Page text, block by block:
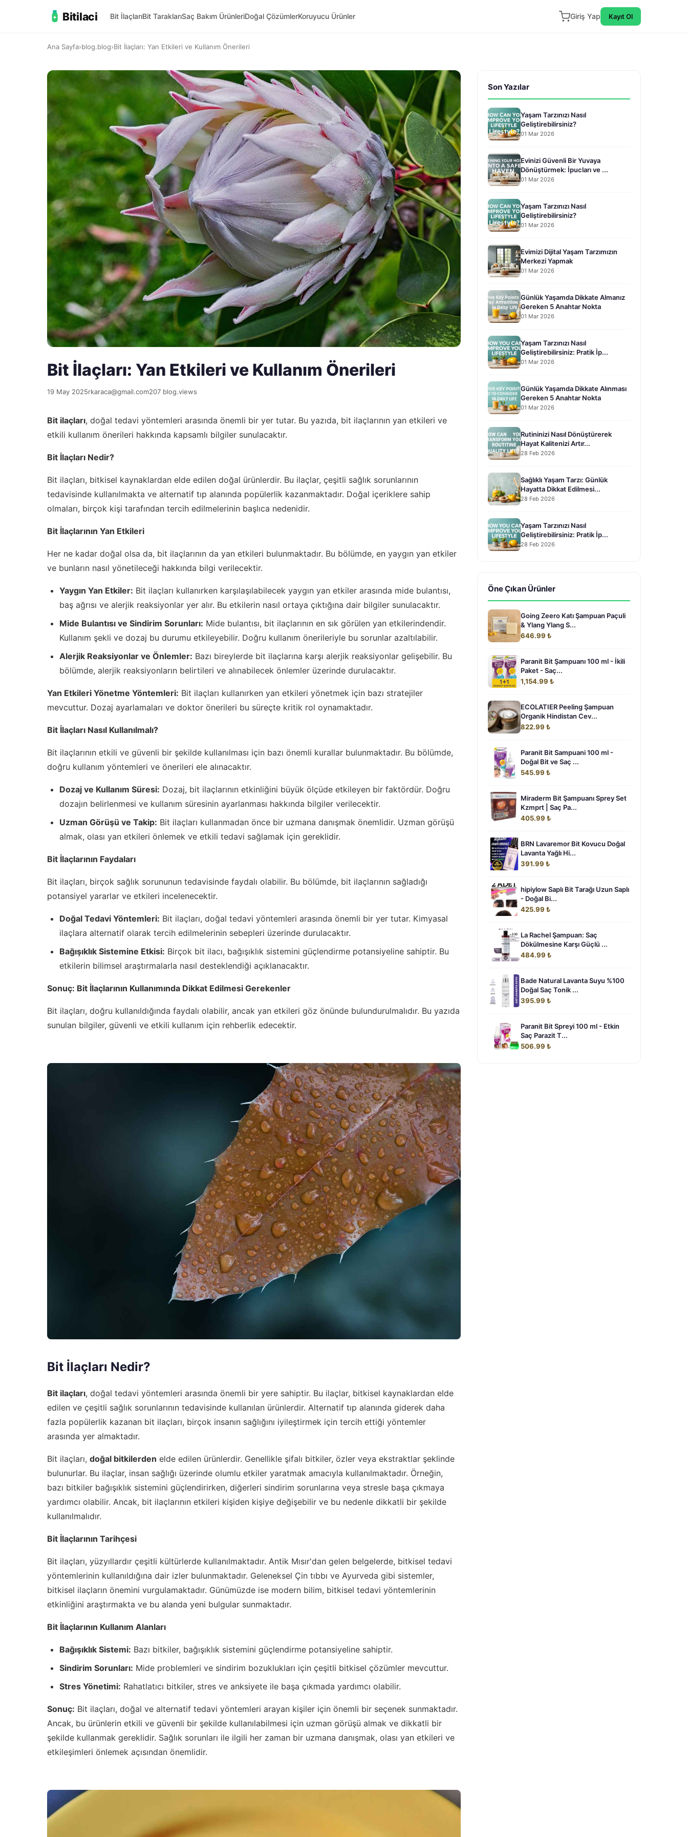
Bitilaci Bit İlaçlarıBit TaraklarıSaç Bakım ÜrünleriDoğal ÇözümlerKoruyucu Ürünler Giriş Yap Kayıt Ol
Ana Sayfa›blog.blog›Bit İlaçları: Yan Etkileri ve Kullanım Önerileri
Bit İlaçları: Yan Etkileri ve Kullanım Önerileri
19 May 2025rkaraca@gmail.com207 blog.views
Bit ilaçları, doğal tedavi yöntemleri arasında önemli bir yer tutar. Bu yazıda, bit ilaçlarının yan etkileri ve
etkili kullanım önerileri hakkında kapsamlı bilgiler sunulacaktır.
Bit İlaçları Nedir?
Bit ilaçları, bitkisel kaynaklardan elde edilen doğal ürünlerdir. Bu ilaçlar, çeşitli sağlık sorunlarının
tedavisinde kullanılmakta ve alternatif tıp alanında popülerlik kazanmaktadır. Doğal içeriklere sahip
olmaları, birçok kişi tarafından tercih edilmelerinin başlıca nedenidir.
Bit İlaçlarının Yan Etkileri
Her ne kadar doğal olsa da, bit ilaçlarının da yan etkileri bulunmaktadır. Bu bölümde, en yaygın yan etkiler
ve bunların nasıl yönetileceği hakkında bilgi verilecektir.
Yaygın Yan Etkiler: Bit ilaçları kullanırken karşılaşılabilecek yaygın yan etkiler arasında mide bulantısı,
baş ağrısı ve alerjik reaksiyonlar yer alır. Bu etkilerin nasıl ortaya çıktığına dair bilgiler sunulacaktır.
Mide Bulantısı ve Sindirim Sorunları: Mide bulantısı, bit ilaçlarının en sık görülen yan etkilerindendir.
Kullanım şekli ve dozaj bu durumu etkileyebilir. Doğru kullanım önerileriyle bu sorunlar azaltılabilir.
Alerjik Reaksiyonlar ve Önlemler: Bazı bireylerde bit ilaçlarına karşı alerjik reaksiyonlar gelişebilir. Bu
bölümde, alerjik reaksiyonların belirtileri ve alınabilecek önlemler üzerinde durulacaktır.
Yan Etkileri Yönetme Yöntemleri: Bit ilaçları kullanırken yan etkileri yönetmek için bazı stratejiler
mevcuttur. Dozaj ayarlamaları ve doktor önerileri bu süreçte kritik rol oynamaktadır.
Bit İlaçları Nasıl Kullanılmalı?
Bit ilaçlarının etkili ve güvenli bir şekilde kullanılması için bazı önemli kurallar bulunmaktadır. Bu bölümde,
doğru kullanım yöntemleri ve önerileri ele alınacaktır.
Dozaj ve Kullanım Süresi: Dozaj, bit ilaçlarının etkinliğini büyük ölçüde etkileyen bir faktördür. Doğru
dozajın belirlenmesi ve kullanım süresinin ayarlanması hakkında bilgiler verilecektir.
Uzman Görüşü ve Takip: Bit ilaçları kullanmadan önce bir uzmana danışmak önemlidir. Uzman görüşü
almak, olası yan etkileri önlemek ve etkili tedavi sağlamak için gereklidir.
Bit İlaçlarının Faydaları
Bit ilaçları, birçok sağlık sorununun tedavisinde faydalı olabilir. Bu bölümde, bit ilaçlarının sağladığı
potansiyel yararlar ve etkileri incelenecektir.
Doğal Tedavi Yöntemleri: Bit ilaçları, doğal tedavi yöntemleri arasında önemli bir yer tutar. Kimyasal
ilaçlara alternatif olarak tercih edilmelerinin sebepleri üzerinde durulacaktır.
Bağışıklık Sistemine Etkisi: Birçok bit ilacı, bağışıklık sistemini güçlendirme potansiyeline sahiptir. Bu
etkilerin bilimsel araştırmalarla nasıl desteklendiği açıklanacaktır.
Sonuç: Bit İlaçlarının Kullanımında Dikkat Edilmesi Gerekenler
Bit ilaçları, doğru kullanıldığında faydalı olabilir, ancak yan etkileri göz önünde bulundurulmalıdır. Bu yazıda
sunulan bilgiler, güvenli ve etkili kullanım için rehberlik edecektir.
Bit İlaçları Nedir?
Bit ilaçları, doğal tedavi yöntemleri arasında önemli bir yere sahiptir. Bu ilaçlar, bitkisel kaynaklardan elde
edilen ve çeşitli sağlık sorunlarının tedavisinde kullanılan ürünlerdir. Alternatif tıp alanında giderek daha
fazla popülerlik kazanan bit ilaçları, birçok insanın sağlığını iyileştirmek için tercih ettiği yöntemler
arasında yer almaktadır.
Bit ilaçları, doğal bitkilerden elde edilen ürünlerdir. Genellikle şifalı bitkiler, özler veya ekstraktlar şeklinde
bulunurlar. Bu ilaçlar, insan sağlığı üzerinde olumlu etkiler yaratmak amacıyla kullanılmaktadır. Örneğin,
bazı bitkiler bağışıklık sistemini güçlendirirken, diğerleri sindirim sorunlarına veya stresle başa çıkmaya
yardımcı olabilir. Ancak, bit ilaçlarının etkileri kişiden kişiye değişebilir ve bu nedenle dikkatli bir şekilde
kullanılmalıdır.
Bit İlaçlarının Tarihçesi
Bit ilaçları, yüzyıllardır çeşitli kültürlerde kullanılmaktadır. Antik Mısır'dan gelen belgelerde, bitkisel tedavi
yöntemlerinin kullanıldığına dair izler bulunmaktadır. Geleneksel Çin tıbbı ve Ayurveda gibi sistemler,
bitkisel ilaçların önemini vurgulamaktadır. Günümüzde ise modern bilim, bitkisel tedavi yöntemlerinin
etkinliğini araştırmakta ve bu alanda yeni bulgular sunmaktadır.
Bit İlaçlarının Kullanım Alanları
Bağışıklık Sistemi: Bazı bitkiler, bağışıklık sistemini güçlendirme potansiyeline sahiptir.
Sindirim Sorunları: Mide problemleri ve sindirim bozuklukları için çeşitli bitkisel çözümler mevcuttur.
Stres Yönetimi: Rahatlatıcı bitkiler, stres ve anksiyete ile başa çıkmada yardımcı olabilir.
Sonuç: Bit ilaçları, doğal ve alternatif tedavi yöntemleri arayan kişiler için önemli bir seçenek sunmaktadır.
Ancak, bu ürünlerin etkili ve güvenli bir şekilde kullanılabilmesi için uzman görüşü almak ve dikkatli bir
şekilde kullanmak gereklidir. Sağlık sorunları ile ilgili her zaman bir uzmana danışmak, olası yan etkileri ve
etkileşimleri önlemek açısından önemlidir.
Son Yazılar
Yaşam Tarzınızı Nasıl
Geliştirebilirsiniz?
01 Mar 2026
Evinizi Güvenli Bir Yuvaya
Dönüştürmek: İpucları ve ...
01 Mar 2026
Yaşam Tarzınızı Nasıl
Geliştirebilirsiniz?
01 Mar 2026
Evimizi Dijital Yaşam Tarzımızın
Merkezi Yapmak
01 Mar 2026
Günlük Yaşamda Dikkate Almanız
Gereken 5 Anahtar Nokta
01 Mar 2026
Yaşam Tarzınızı Nasıl
Geliştirebilirsiniz: Pratik İp...
01 Mar 2026
Günlük Yaşamda Dikkate Alınması
Gereken 5 Anahtar Nokta
01 Mar 2026
Rutininizi Nasıl Dönüştürerek
Hayat Kalitenizi Artır...
28 Feb 2026
Sağlıklı Yaşam Tarzı: Günlük
Hayatta Dikkat Edilmesi...
28 Feb 2026
Yaşam Tarzınızı Nasıl
Geliştirebilirsiniz: Pratik İp...
28 Feb 2026
Öne Çıkan Ürünler
Going Zeero Katı Şampuan Paçuli
& Ylang Ylang S...
646.99 ₺
Paranit Bit Şampuanı 100 ml - İkili
Paket - Saç...
1,154.99 ₺
ECOLATIER Peeling Şampuan
Organik Hindistan Cev...
822.99 ₺
Paranit Bit Sampuani 100 ml -
Doğal Bit ve Saç ...
545.99 ₺
Miraderm Bit Şampuanı Sprey Set
Kzmprt | Saç Pa...
405.99 ₺
BRN Lavaremor Bit Kovucu Doğal
Lavanta Yağlı Hi...
391.99 ₺
hipiylow Saplı Bit Tarağı Uzun Saplı
- Doğal Bi...
425.99 ₺
La Rachel Şampuan: Saç
Dökülmesine Karşı Güçlü ...
484.99 ₺
Bade Natural Lavanta Suyu %100
Doğal Saç Tonik ...
395.99 ₺
Paranit Bit Spreyi 100 ml - Etkin
Saç Parazit T...
506.99 ₺